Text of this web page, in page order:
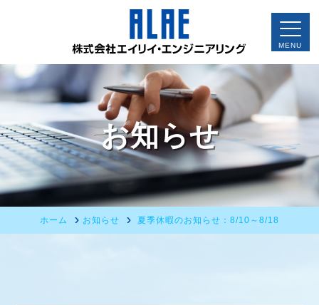
お知らせ
ホーム お知らせ 夏季休暇のお知らせ：8/10～8/18